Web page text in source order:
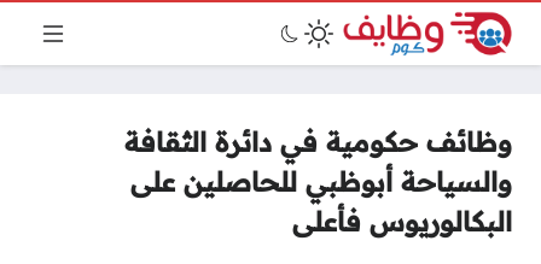
وظائف حكومية في دائرة الثقافة
والسياحة أبوظبي للحاصلين على
البكالوريوس فأعلى